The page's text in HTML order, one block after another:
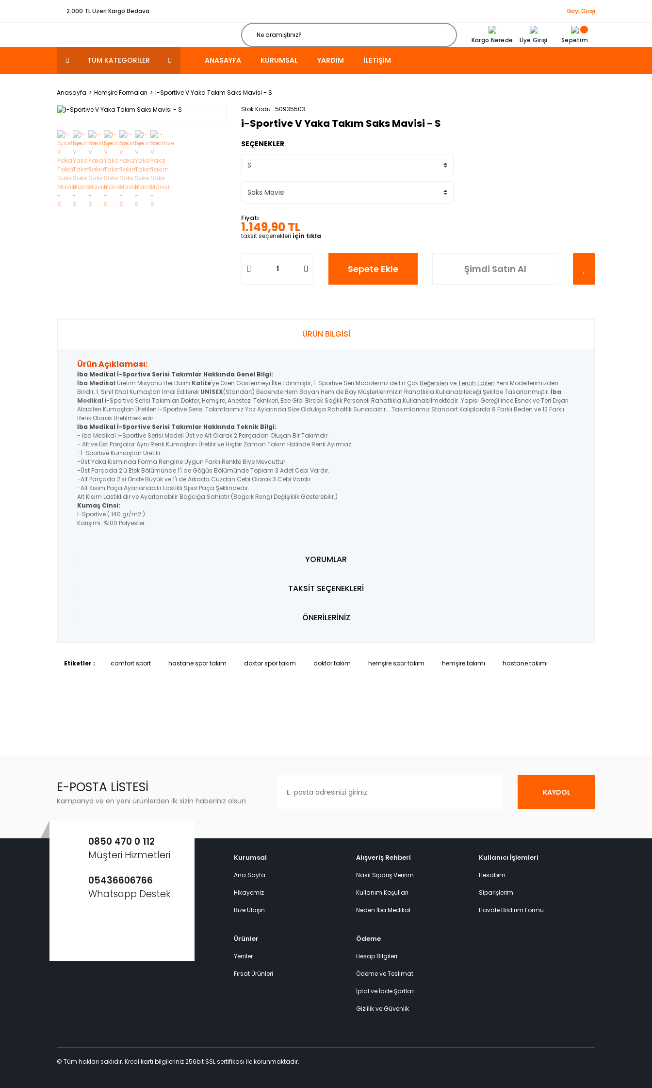
2.000 TL Üzeri Kargo Bedava Bayi Girişi
Kargo Nerede Üye Girişi Sepetim
TÜM KATEGORİLER ANASAYFA KURUMSAL YARDIM İLETIŞIM
Anasayfa Hemşire Formaları
i-Sportive V Yaka Takım Saks Mavisi - S
Stok Kodu 50935503
i-Sportive V Yaka Takım Saks Mavisi - S
SEÇENEKLER
Fiyatı
1.149,90 TL
taksit seçenekleri için tıkla
Sepete Ekle Şimdi Satın Al
ÜRÜN BİLGİSİ
Ürün Açıklaması:
İba Medikal İ-Sportive Serisi Takımlar Hakkında Genel Bilgi:
İba Medikal Üretim Misyonu Her Daim Kalite'ye Özen Göstermeyi İlke Edinmiştir, İ-Sportive Seri Modolemiz de En Çok Beğenilen veTercih Edilen Yeni Modellerimizden
Biridir, 1. Sınıf İthal Kumaştan İmal Edilerek UNİSEX(Standart) Bedende Hem Bayan Hem de Bay Müşterilerimizin Rahatlıkla Kullanabileceği Şekilde Tasarlanmıştır. İba
Medikal İ-Sportive Serisi Takımları Doktor, Hemşire, Anestezi Teknikeri, Ebe Gibi Birçok Sağlık Personeli Rahatlıkla Kullanabilmektedir. Yapısı Gereği İnce Esnek ve Teri Dışarı
Atabilen Kumaştan Üretilen İ-Sportive Serisi Takımlarımız Yaz Aylarında Size Oldukça Rahatlık Sunacaktır... Takımlarımız Standart Kalıplarda 8 Farklı Beden ve 12 Farklı
Renk Olarak Üretilmektedir.
İba Medikal İ-Sportive Serisi Takımlar Hakkında Teknik Bilgi:
- İba Medikal İ-Sportive Serisi Modeli Üst ve Alt Olarak 2 Parçadan Oluşan Bir Takımdır.
- Alt ve Üst Parçalar Aynı Renk Kumaştan Üretilir ve Hiçbir Zaman Takım Halinde Renk Ayırmaz.
-İ-Sportive Kumaştan Üretilir
-Üst Yaka Kısmında Forma Rengine Uygun Farklı Renkte Biye Mevcuttur.
-Üst Parçada 2'ü Etek Bölümünde 1'i de Göğüs Bölümünde Toplam 3 Adet Cebi Vardır.
-Alt Parçada 2'si Önde Büyük ve 1'i de Arkada Cüzdan Cebi Olarak 3 Cebi Vardır.
-Alt Kısım Paça Ayarlanabilir Lastikli Spor Paça Şeklindedir.
Alt Kısım Lastiklidir ve Ayarlanabilir Bağcığa Sahiptir (Bağcık Rengi Değişiklik Gösterebilir.)
Kumaş Cinsi:
İ-Sportive ( 140 gr/m2 )
Karışımı: %100 Polyester
YORUMLAR
TAKSİT SEÇENEKLERİ
ÖNERİLERİNİZ
Etiketler : comfort sport hastane spor takım doktor spor takım doktor takım hemşire spor takım hemşire takımı hastane takımı
E-POSTA LİSTESİ
Kampanya ve en yeni ürünlerden ilk sizin haberiniz olsun
KAYDOL
0850 470 0 112
Müşteri Hizmetleri
05436606766
Whatsapp Destek
Kurumsal
Ana Sayfa
Hikayemiz
Bize Ulaşın
Alışveriş Rehberi
Nasıl Sipariş Veririm
Kullanım Koşulları
Neden İba Medikal
Ürünler
Yeniler
Fırsat Ürünleri
Ödeme
Hesap Bilgileri
Ödeme ve Teslimat
İptal ve İade Şartları
Gizlilik ve Güvenlik
Kullanıcı İşlemleri
Hesabım
Siparişlerim
Havale Bildirim Formu
© Tüm hakları saklıdır. Kredi kartı bilgileriniz 256bit SSL sertifikası ile korunmaktadır.